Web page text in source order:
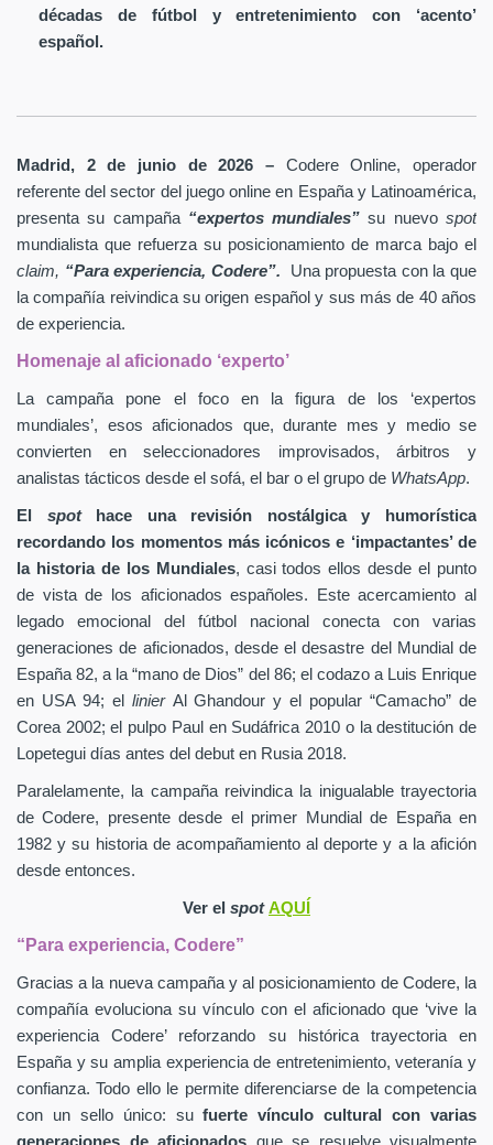
décadas de fútbol y entretenimiento con ‘acento’
español.
Madrid, 2 de junio de 2026 – Codere Online, operador
referente del sector del juego online en España y Latinoamérica,
presenta su campaña “expertos mundiales” su nuevospot
mundialista que refuerza su posicionamiento de marca bajo el
claim, “Para experiencia, Codere”.
Una propuesta con la que
la compañía reivindica su origen español y sus más de 40 años
de experiencia.
Homenaje al aficionado ‘experto’
La campaña pone el foco en la figura de los ‘expertos
mundiales’, esos aficionados que, durante mes y medio se
convierten en seleccionadores improvisados, árbitros y
analistas tácticos desde el sofá, el bar o el grupo de WhatsApp.
El spothace una revisión nostálgica y humorística
recordando los momentos más icónicos e ‘impactantes’ de
la historia de los Mundiales, casi todos ellos desde el punto
de vista de los aficionados españoles. Este acercamiento al
legado emocional del fútbol nacional conecta con varias
generaciones de aficionados, desde el desastre del Mundial de
España 82, a la “mano de Dios” del 86; el codazo a Luis Enrique
en USA 94; el linier Al Ghandour y el popular “Camacho” de
Corea 2002; el pulpo Paul en Sudáfrica 2010 o la destitución de
Lopetegui días antes del debut en Rusia 2018.
Paralelamente, la campaña reivindica la inigualable trayectoria
de Codere, presente desde el primer Mundial de España en
1982 y su historia de acompañamiento al deporte y a la afición
desde entonces.
Ver el spotAQUÍ
“Para experiencia, Codere”
Gracias a la nueva campaña y al posicionamiento de Codere, la
compañía evoluciona su vínculo con el aficionado que ‘vive la
experiencia Codere’ reforzando su histórica trayectoria en
España y su amplia experiencia de entretenimiento, veteranía y
confianza. Todo ello le permite diferenciarse de la competencia
con un sello único: sufuerte vínculo cultural con varias